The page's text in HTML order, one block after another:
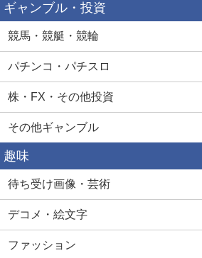
ギャンブル・投資
競馬・競艇・競輪
パチンコ・パチスロ
株・FX・その他投資
その他ギャンブル
趣味
待ち受け画像・芸術
デコメ・絵文字
ファッション